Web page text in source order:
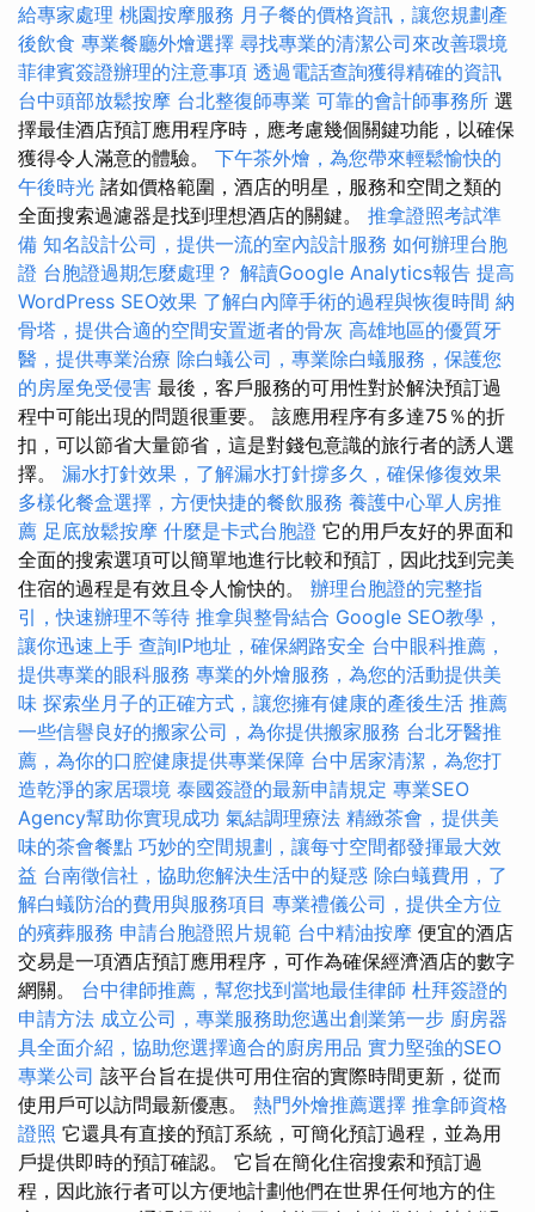
給專家處理 桃園按摩服務 月子餐的價格資訊，讓您規劃產
後飲食 專業餐廳外燴選擇 尋找專業的清潔公司來改善環境
菲律賓簽證辦理的注意事項 透過電話查詢獲得精確的資訊
台中頭部放鬆按摩 台北整復師專業 可靠的會計師事務所 選
擇最佳酒店預訂應用程序時，應考慮幾個關鍵功能，以確保
獲得令人滿意的體驗。 下午茶外燴，為您帶來輕鬆愉快的
午後時光 諸如價格範圍，酒店的明星，服務和空間之類的
全面搜索過濾器是找到理想酒店的關鍵。 推拿證照考試準
備 知名設計公司，提供一流的室內設計服務 如何辦理台胞
證 台胞證過期怎麼處理？ 解讀Google Analytics報告 提高
WordPress SEO效果 了解白內障手術的過程與恢復時間 納
骨塔，提供合適的空間安置逝者的骨灰 高雄地區的優質牙
醫，提供專業治療 除白蟻公司，專業除白蟻服務，保護您
的房屋免受侵害 最後，客戶服務的可用性對於解決預訂過
程中可能出現的問題很重要。 該應用程序有多達75％的折
扣，可以節省大量節省，這是對錢包意識的旅行者的誘人選
擇。 漏水打針效果，了解漏水打針撐多久，確保修復效果
多樣化餐盒選擇，方便快捷的餐飲服務 養護中心單人房推
薦 足底放鬆按摩 什麼是卡式台胞證 它的用戶友好的界面和
全面的搜索選項可以簡單地進行比較和預訂，因此找到完美
住宿的過程是有效且令人愉快的。 辦理台胞證的完整指
引，快速辦理不等待 推拿與整骨結合 Google SEO教學，
讓你迅速上手 查詢IP地址，確保網路安全 台中眼科推薦，
提供專業的眼科服務 專業的外燴服務，為您的活動提供美
味 探索坐月子的正確方式，讓您擁有健康的產後生活 推薦
一些信譽良好的搬家公司，為你提供搬家服務 台北牙醫推
薦，為你的口腔健康提供專業保障 台中居家清潔，為您打
造乾淨的家居環境 泰國簽證的最新申請規定 專業SEO
Agency幫助你實現成功 氣結調理療法 精緻茶會，提供美
味的茶會餐點 巧妙的空間規劃，讓每寸空間都發揮最大效
益 台南徵信社，協助您解決生活中的疑惑 除白蟻費用，了
解白蟻防治的費用與服務項目 專業禮儀公司，提供全方位
的殯葬服務 申請台胞證照片規範 台中精油按摩 便宜的酒店
交易是一項酒店預訂應用程序，可作為確保經濟酒店的數字
網關。 台中律師推薦，幫您找到當地最佳律師 杜拜簽證的
申請方法 成立公司，專業服務助您邁出創業第一步 廚房器
具全面介紹，協助您選擇適合的廚房用品 實力堅強的SEO
專業公司 該平台旨在提供可用住宿的實際時間更新，從而
使用戶可以訪問最新優惠。 熱門外燴推薦選擇 推拿師資格
證照 它還具有直接的預訂系統，可簡化預訂過程，並為用
戶提供即時的預訂確認。 它旨在簡化住宿搜索和預訂過
程，因此旅行者可以方便地計劃他們在世界任何地方的住